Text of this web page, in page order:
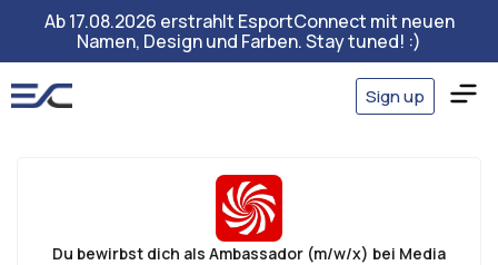
Ab 17.08.2026 erstrahlt EsportConnect mit neuen
Namen, Design und Farben. Stay tuned! :)
Sign up
Du bewirbst dich als Ambassador (m/w/x) bei Media